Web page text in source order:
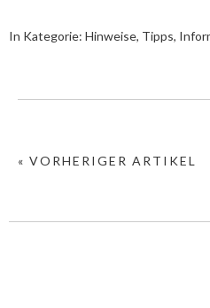
In Kategorie: Hinweise, Tipps,
« VORHERIGER ARTIKEL